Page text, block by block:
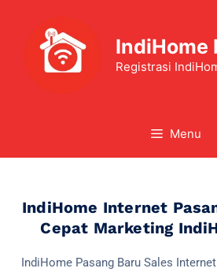
IndiHome
Registrasi
Menu
IndiHome Internet
Cepat Marketing
IndiHome Pasang Baru Sales